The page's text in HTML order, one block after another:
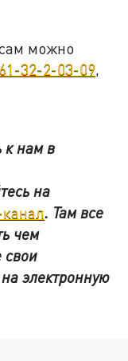
можно
32-2-03-09
к нам в
на
. Там все
чем
свои
электронную